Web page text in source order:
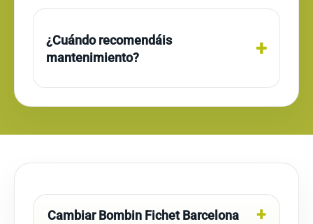
¿Cuándo recomendáis
mantenimiento?
Cambiar Bombin Fichet Barcelona